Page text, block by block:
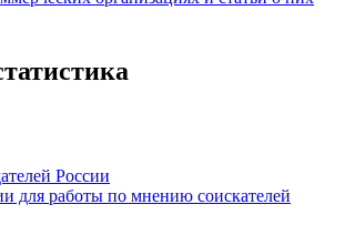
России
для работы по мнению соискателей